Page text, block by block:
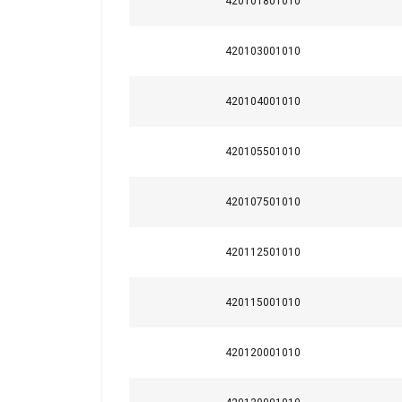
420103001010
420104001010
420105501010
420107501010
420112501010
420115001010
420120001010
We use cookies to
information that